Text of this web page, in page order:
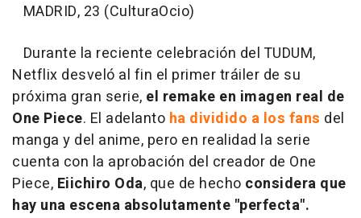
MADRID, 23 (CulturaOcio)
Durante la reciente celebración del TUDUM,
Netflix desveló al fin el primer tráiler de su
próxima gran serie, el remake en imagen real de
One Piece. El adelanto ha dividido a los fans del
manga y del anime, pero en realidad la serie
cuenta con la aprobación del creador de One
Piece, Eiichiro Oda, que de hecho considera que
hay una escena absolutamente "perfecta".